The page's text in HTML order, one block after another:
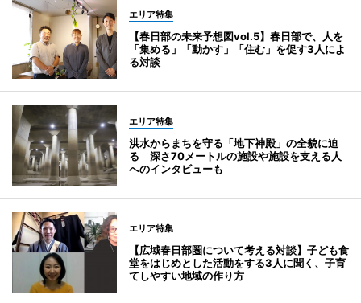
エリア特集
【春日部の未来予想図vol.5】春日部で、人を
「集める」「動かす」「住む」を促す3人によ
る対談
エリア特集
洪水からまちを守る「地下神殿」の全貌に迫
る 深さ70メートルの施設や施設を支える人
へのインタビューも
エリア特集
【広域春日部圏について考える対談】子ども食
堂をはじめとした活動をする3人に聞く、子育
てしやすい地域の作り方